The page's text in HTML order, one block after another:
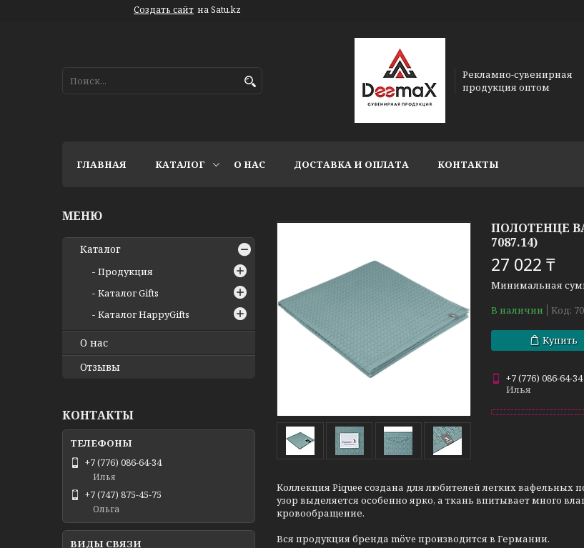
Создать сайт на Satu.kz
Рекламно-сувенирная
продукция оптом
ГЛАВНАЯ КАТАЛОГ О НАС ДОСТАВКА И ОПЛАТА КОНТАКТЫ
ПОЛОТЕНЦЕ
7087.14)
27 022 ₸
Минимальная
В наличии
Код:
Купить
+7 (776) 086-64-34
Илья
Коллекция Piquee создана для любителей легких
узор выделяется особенно ярко, а ткань впитывает много
кровообращение.
Вся продукция бренда möve производится в Германии.
Каталог
Продукция
Каталог Gifts
Каталог HappyGifts
О нас
Отзывы
КОНТАКТЫ
+7 (776) 086-64-34
Илья
+7 (747) 875-45-75
Ольга